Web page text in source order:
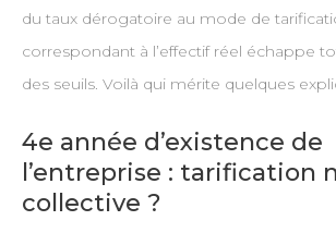
du taux dérogatoire au mode de
correspondant à l’effectif réel échappe
des seuils. Voilà qui mérite quelques
4e année d’existence de
l’entreprise : tarification
collective ?